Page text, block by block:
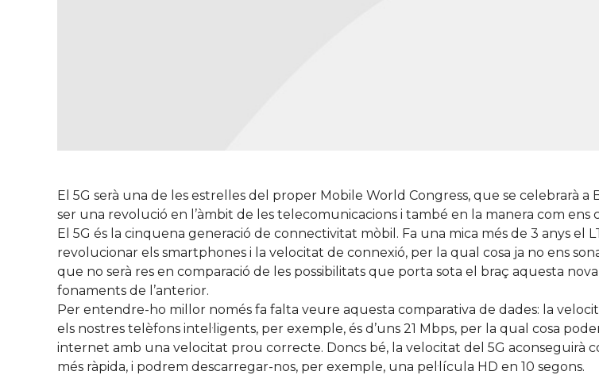
El 5G serà una de les estrelles del proper Mobile World Congress, que se celebrarà
ser una revolució en l’àmbit de les telecomunicacions i també en la manera com
El 5G és la cinquena generació de connectivitat mòbil. Fa una mica més de 3 anys el
revolucionar els smartphones i la velocitat de connexió, per la qual cosa ja no ens
que no serà res en comparació de les possibilitats que porta sota el braç aquesta
fonaments de l’anterior.
Per entendre-ho millor només fa falta veure aquesta comparativa de dades: la
els nostres telèfons intel·ligents, per exemple, és d’uns 21 Mbps, per la qual cosa
internet amb una velocitat prou correcte. Doncs bé, la velocitat del 5G aconseguirà
més ràpida, i podrem descarregar-nos, per exemple, una pel·lícula HD en 10 segons.